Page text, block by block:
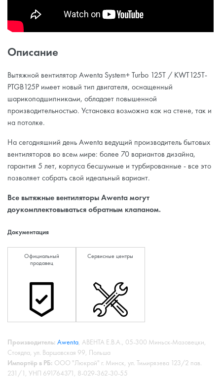
Описание
Вытяжной вентилятор Awenta System+ Turbo 125T / KWT125T-
PTGB125P имеет новый тип двигателя, оснащенный
шарикоподшипниками, обладает повышенной
производительностью. Установка возможна как на стене, так и
на потолке.
На сегодняшний день Awenta ведущий производитель бытовых
вентиляторов во всем мире: более 70 вариантов дизайна,
гарантия 5 лет, корпуса бесшумные и турбированные - все это
позволяет собрать свой идеальный вариант.
Все вытяжные вентиляторы Awenta могут
доукомплектовываться обратным клапаном.
Документация
Официальный
продавец
Сервисные центры
Производитель: Awenta , АВЕНТА Е.В.А., 05-300 Миньск-Мазовецки,
Стоядла, ул. Варшавская 99, Польша
Импортёр в РБ: ООО "Люкрай" г. Минск, ул. Тимирязева 123/2 пав.
231/1, УНП 691764371, 8-029-362-30-55